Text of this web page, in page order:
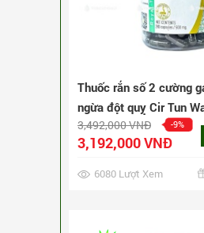
Thuốc rắn số 2 cường
ngừa đột quỵ Cir Tun
4,872,000 VNĐ